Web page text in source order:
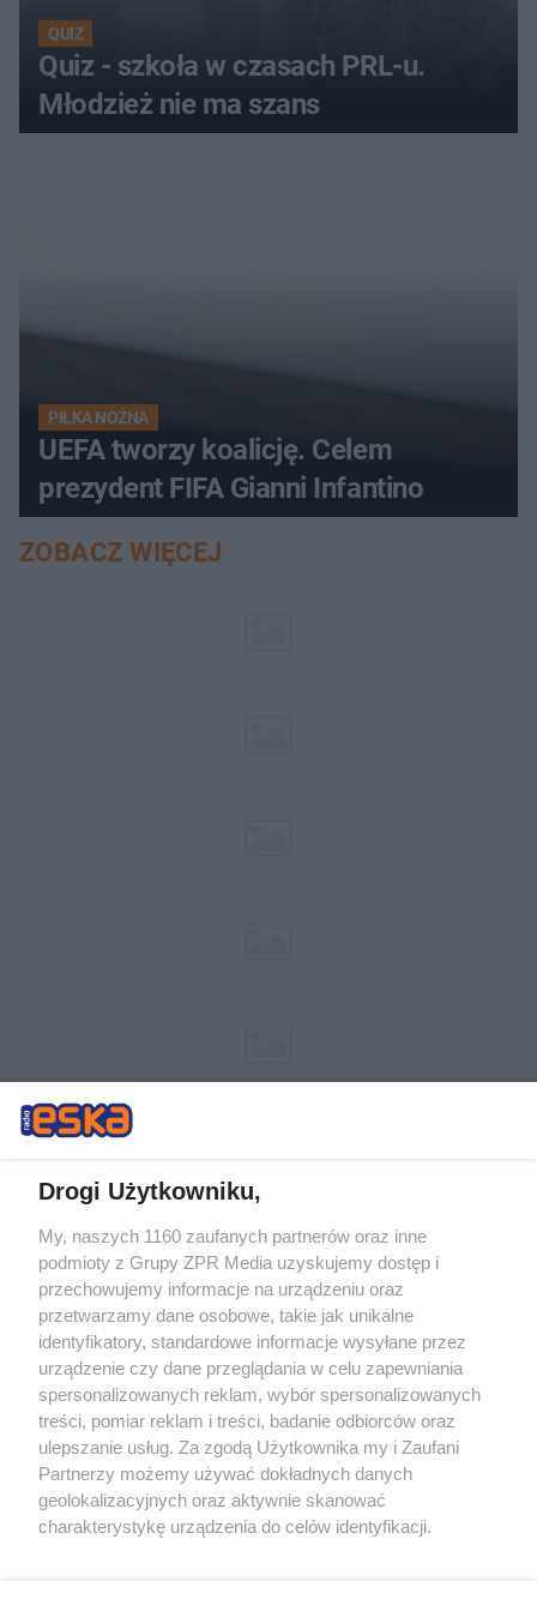
QUIZ
Quiz - szkoła w czasach PRL-u.
Młodzież nie ma szans
PIŁKA NOŻNA
UEFA tworzy koalicję. Celem
prezydent FIFA Gianni Infantino
ZOBACZ WIĘCEJ
Żaden utwór zamieszczony w serwisie nie może być powielany i
rozpowszechniany lub dalej rozpowszechniany w jakikolwiek sposób (w
tym także elektroniczny lub mechaniczny) na jakimkolwiek polu
eksploatacji w jakiejkolwiek formie, włącznie z umieszczaniem w
Internecie bez pisemnej zgody właściciela praw. Jakiekolwiek użycie lub
wykorzystanie utworów w całości lub w części z naruszeniem prawa,
tzn. bez właściwej zgody, jest zabronione pod groźbą kary i może być
ścigane prawnie.
Drogi Użytkowniku,
My, naszych 1160 zaufanych partnerów oraz inne
podmioty z Grupy ZPR Media uzyskujemy dostęp i
przechowujemy informacje na urządzeniu oraz
przetwarzamy dane osobowe, takie jak unikalne
identyfikatory, standardowe informacje wysyłane przez
urządzenie czy dane przeglądania w celu zapewniania
spersonalizowanych reklam, wybór spersonalizowanych
treści, pomiar reklam i treści, badanie odbiorców oraz
ulepszanie usług. Za zgodą Użytkownika my i Zaufani
Partnerzy możemy używać dokładnych danych
geolokalizacyjnych oraz aktywnie skanować
charakterystykę urządzenia do celów identyfikacji.